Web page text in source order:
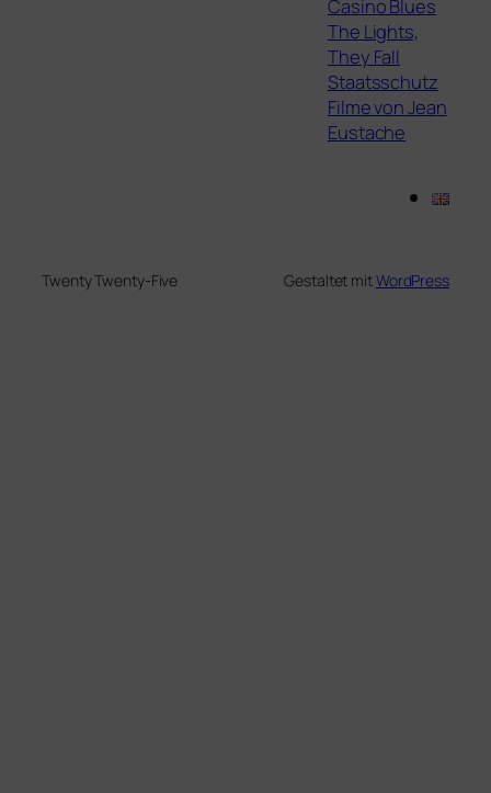
Casino Blues
The Lights,
They Fall
Staatsschutz
Filme von Jean
Eustache
Twenty Twenty-Five Gestaltet mitWordPress